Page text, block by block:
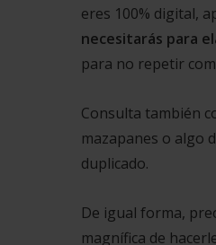
eres 100% digital,
necesitarás para
para no repetir
Consulta también
mazapanes o algo
duplicado.
De igual forma,
magnífica de